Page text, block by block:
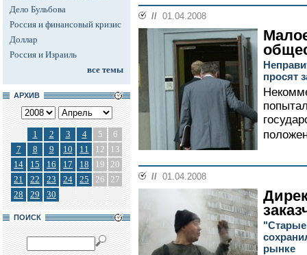
Дело Бульбова
Россия и финансовый кризис
Доллар
Россия и Израиль
все темы
АРХИВ
1 2 3 4 5
6
7
8 9 10 11 12
13
14
15 16 17 18 19 20
21
22 23 24 25 26 27
28
29 30
ПОИСК
// 01.04.2008
просят
// 01.04.2008
рынке